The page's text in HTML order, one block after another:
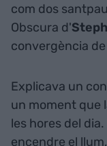
com dos
Obscura d'
convergència
Explicava un
un moment que
les hores del
encendre el